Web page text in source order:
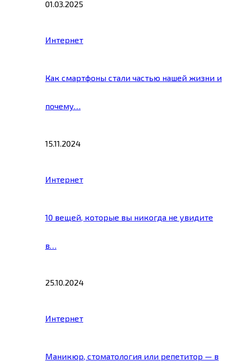
01.03.2025
Интернет
Как смартфоны стали частью нашей жизни и
почему…
15.11.2024
Интернет
10 вещей, которые вы никогда не увидите
в…
25.10.2024
Интернет
Маникюр, стоматология или репетитор — в